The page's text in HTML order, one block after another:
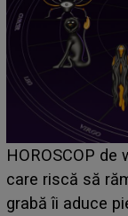
Emanuel a ținut
acum! În fața
face o